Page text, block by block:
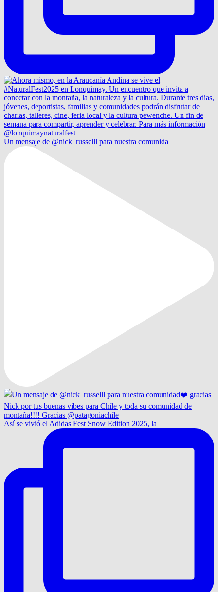
Un mensaje de @nick_russelll para nuestra comunida
Así se vivió el Adidas Fest Snow Edition 2025, la